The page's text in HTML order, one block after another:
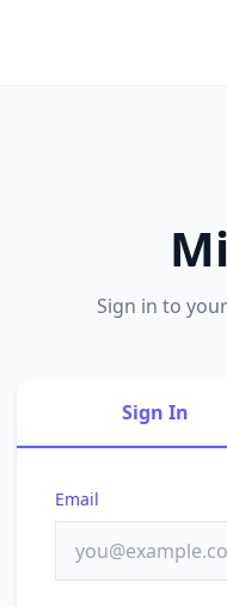
Sign in to
Sign In
Email